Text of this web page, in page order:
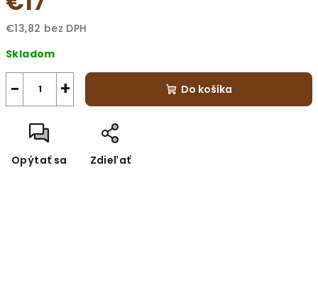
€13,82 bez DPH
cena:
Skladom
+
− Do košíka
Opýtať sa Zdieľať